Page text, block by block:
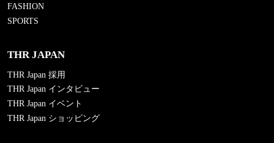
FASHION
SPORTS
THR JAPAN
THR Japan 採用
THR Japan インタビュー
THR Japan イベント
THR Japan ショッピング